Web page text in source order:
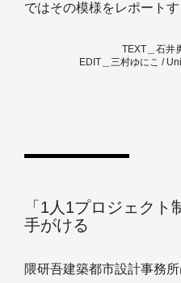
ではその模様をレポートす
TEXT＿石井
EDIT＿三村ゆにこ /
「1人1プロジェク
手がける
隈研吾建築都市設計事務